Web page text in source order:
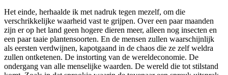
Het einde, herhaalde ik met nadruk tegen mezelf, om die
verschrikkelijke waarheid vast te grijpen. Over een paar maanden
zijn er op het land geen hogere dieren meer, alleen nog insecten en
een paar taaie plantensoorten. En de mensen zullen waarschijnlijk
als eersten verdwijnen, kapotgaand in de chaos die ze zelf weldra
zullen ontketenen. De instorting van de wereldeconomie. De
ondergang van alle menselijke waarden. De wereld die tot stilstand